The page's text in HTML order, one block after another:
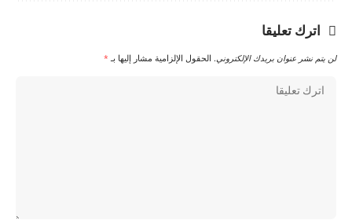
اترك تعليقا
لن يتم نشر عنوان بريدك الإلكتروني. الحقول الإلزامية مشار إليها بـ *